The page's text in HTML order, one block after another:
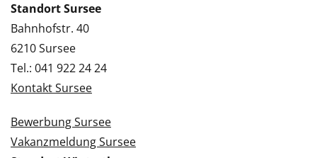
Standort Sursee
Bahnhofstr. 40
6210 Sursee
Tel.: 041 922 24 24
Kontakt Sursee
Bewerbung Sursee
Vakanzmeldung Sursee